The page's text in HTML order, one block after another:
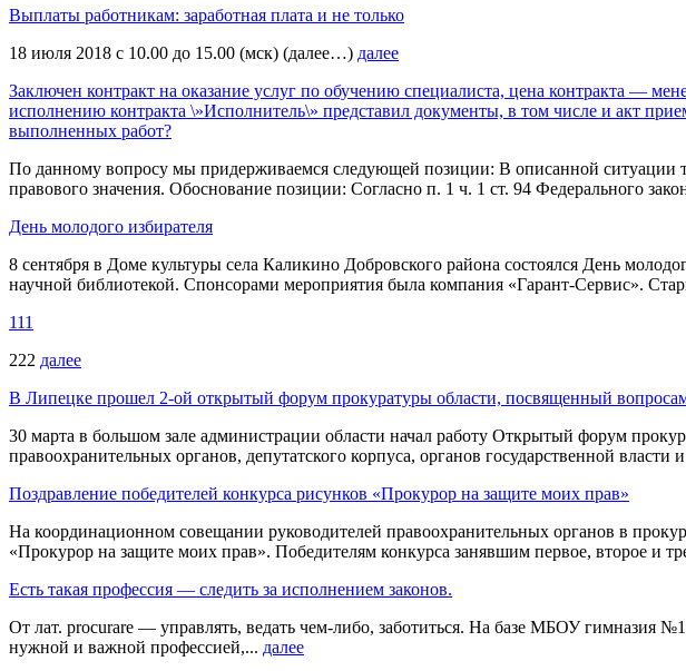
Выплаты работникам: заработная плата и не только
18 июля 2018 c 10.00 до 15.00 (мск) (далее…) далее
Заключен контракт на оказание услуг по обучению специалиста, цена контракта —
исполнению контракта \»Исполнитель\» представил документы, в том числе и акт
выполненных работ?
По данному вопросу мы придерживаемся следующей позиции: В описанной ситуации
правового значения. Обоснование позиции: Согласно п. 1 ч. 1 ст. 94 Федерального
День молодого избирателя
8 сентября в Доме культуры села Каликино Добровского района состоялся День
научной библиотекой. Спонсорами мероприятия была компания «Гарант-Сервис».
111
222 далее
В Липецке прошел 2-ой открытый форум прокуратуры области, посвященный
30 марта в большом зале администрации области начал работу Открытый форум
правоохранительных органов, депутатского корпуса, органов государственной власти
Поздравление победителей конкурса рисунков «Прокурор на защите моих прав»
На координационном совещании руководителей правоохранительных органов в
«Прокурор на защите моих прав». Победителям конкурса занявшим первое, второе и
Есть такая профессия — следить за исполнением законов.
От лат. procurare — управлять, ведать чем-либо, заботиться. На базе МБОУ гимназия
нужной и важной профессией,... далее